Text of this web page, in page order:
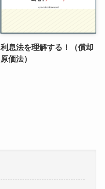
利息法を理解する！（償却
原価法）